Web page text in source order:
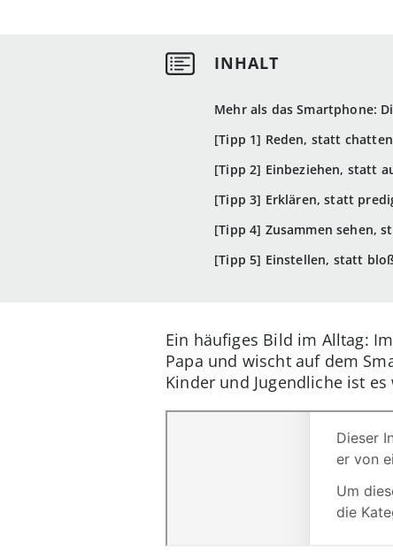
Mehr als das Smartphone:
[Tipp 1] Reden, statt
[Tipp 2] Einbeziehen, statt
[Tipp 3] Erklären, statt
[Tipp 4] Zusammen sehen,
[Tipp 5] Einstellen, statt
Ein häufiges Bild im Alltag:
Papa und wischt auf dem
Kinder und Jugendliche ist